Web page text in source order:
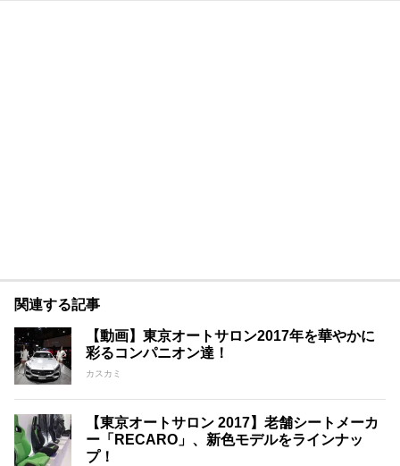
関連する記事
【動画】東京オートサロン2017年を華やかに
彩るコンパニオン達！
カスカミ
【東京オートサロン 2017】老舗シートメーカ
ー「RECARO」、新色モデルをラインナッ
プ！